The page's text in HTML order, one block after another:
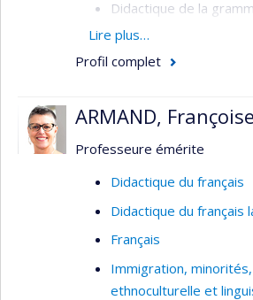
Didactique de la
Didactique de l'écriture
Lexicologie et
Formation initiale et
en didactique du français
Lire plus…
Profil complet
ARMAND, Françoise
Professeure émérite
Didactique du français
Didactique du français
Français
Immigration,
ethnoculturelle et